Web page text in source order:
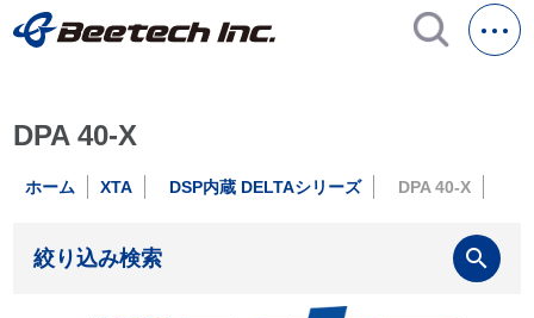
DPA 40-X
ホーム XTA DSP内蔵 DELTAシリーズ DPA 40-X
絞り込み検索 search